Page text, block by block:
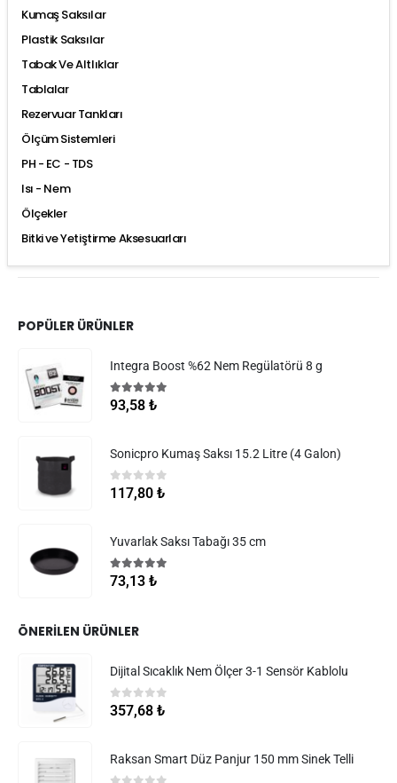
Kumaş Saksılar
Plastik Saksılar
Tabak Ve Altlıklar
Tablalar
Rezervuar Tankları
Ölçüm Sistemleri
PH - EC - TDS
Isı - Nem
Ölçekler
Bitki ve Yetiştirme Aksesuarları
POPÜLER ÜRÜNLER
Integra Boost %62 Nem Regülatörü 8 g
5.005 üzerinden
93,58 ₺
Sonicpro Kumaş Saksı 15.2 Litre (4 Galon)
0 5 üzerinden
117,80 ₺
Yuvarlak Saksı Tabağı 35 cm
5.005 üzerinden
73,13 ₺
ÖNERILEN ÜRÜNLER
Dijital Sıcaklık Nem Ölçer 3-1 Sensör Kablolu
05 üzerinden
357,68 ₺
Raksan Smart Düz Panjur 150 mm Sinek Telli